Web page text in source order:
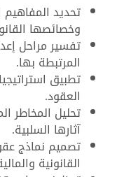
تحديد المفاهيم
وخصائصها
تفسير مراحل
المرتبطة بها.
تطبيق
العقود.
تحليل المخاطر
آثارها السلبية.
تصميم نماذج
القانونية